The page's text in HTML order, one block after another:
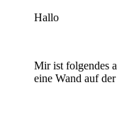
Hallo
Mir ist folgendes
eine Wand auf